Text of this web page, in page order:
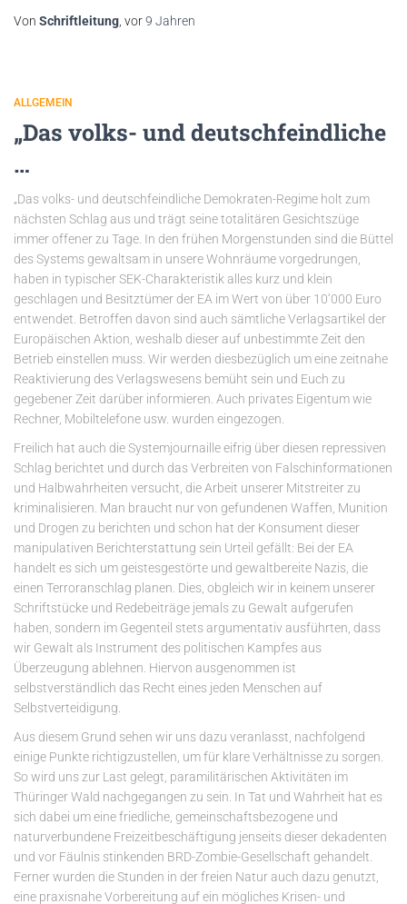
Von Schriftleitung , vor9 Jahren
ALLGEMEIN
„Das volks- und deutschfeindliche
…
„Das volks- und deutschfeindliche Demokraten-Regime holt zum
nächsten Schlag aus und trägt seine totalitären Gesichtszüge
immer offener zu Tage. In den frühen Morgenstunden sind die Büttel
des Systems gewaltsam in unsere Wohnräume vorgedrungen,
haben in typischer SEK-Charakteristik alles kurz und klein
geschlagen und Besitztümer der EA im Wert von über 10‘000 Euro
entwendet. Betroffen davon sind auch sämtliche Verlagsartikel der
Europäischen Aktion, weshalb dieser auf unbestimmte Zeit den
Betrieb einstellen muss. Wir werden diesbezüglich um eine zeitnahe
Reaktivierung des Verlagswesens bemüht sein und Euch zu
gegebener Zeit darüber informieren. Auch privates Eigentum wie
Rechner, Mobiltelefone usw. wurden eingezogen.
Freilich hat auch die Systemjournaille eifrig über diesen repressiven
Schlag berichtet und durch das Verbreiten von Falschinformationen
und Halbwahrheiten versucht, die Arbeit unserer Mitstreiter zu
kriminalisieren. Man braucht nur von gefundenen Waffen, Munition
und Drogen zu berichten und schon hat der Konsument dieser
manipulativen Berichterstattung sein Urteil gefällt: Bei der EA
handelt es sich um geistesgestörte und gewaltbereite Nazis, die
einen Terroranschlag planen. Dies, obgleich wir in keinem unserer
Schriftstücke und Redebeiträge jemals zu Gewalt aufgerufen
haben, sondern im Gegenteil stets argumentativ ausführten, dass
wir Gewalt als Instrument des politischen Kampfes aus
Überzeugung ablehnen. Hiervon ausgenommen ist
selbstverständlich das Recht eines jeden Menschen auf
Selbstverteidigung.
Aus diesem Grund sehen wir uns dazu veranlasst, nachfolgend
einige Punkte richtigzustellen, um für klare Verhältnisse zu sorgen.
So wird uns zur Last gelegt, paramilitärischen Aktivitäten im
Thüringer Wald nachgegangen zu sein. In Tat und Wahrheit hat es
sich dabei um eine friedliche, gemeinschaftsbezogene und
naturverbundene Freizeitbeschäftigung jenseits dieser dekadenten
und vor Fäulnis stinkenden BRD-Zombie-Gesellschaft gehandelt.
Ferner wurden die Stunden in der freien Natur auch dazu genutzt,
eine praxisnahe Vorbereitung auf ein mögliches Krisen- und